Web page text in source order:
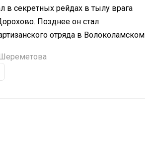
в секретных рейдах в тылу врага
Позднее он стал
отряда в Волоколамском